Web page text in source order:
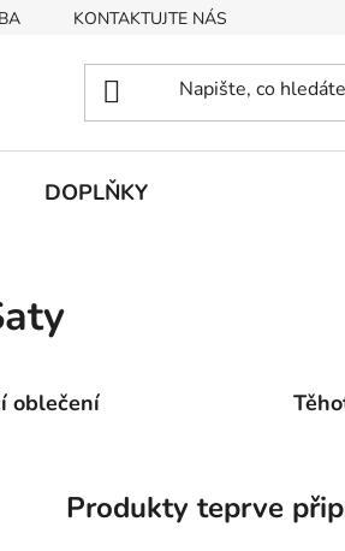
KONTAKTUJTE NÁS
DOPLŇKY
oblečení
Produkty teprve